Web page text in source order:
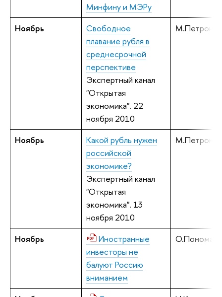
Минфину и МЭРу
Ноябрь
Свободное
плавание рубля в
среднесрочной
перспективе
Экспертный канал
"Открытая
экономика". 22
ноября 2010
Ноябрь
Какой рубль нужен
российской
экономике?
Экспертный канал
"Открытая
экономика". 13
ноября 2010
Ноябрь
Иностранные
инвесторы не
балуют Россию
вниманием